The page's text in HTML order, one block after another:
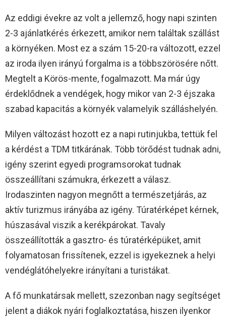
Az eddigi évekre az volt a jellemző, hogy napi szinten
2-3 ajánlatkérés érkezett, amikor nem találtak szállást
a környéken. Most ez a szám 15-20-ra változott, ezzel
az iroda ilyen irányú forgalma is a többszörösére nőtt.
Megtelt a Körös-mente, fogalmazott. Ma már úgy
érdeklődnek a vendégek, hogy mikor van 2-3 éjszaka
szabad kapacitás a környék valamelyik szálláshelyén.
Milyen változást hozott ez a napi rutinjukba, tettük fel
a kérdést a TDM titkárának. Több törődést tudnak adni,
igény szerint egyedi programsorokat tudnak
összeállítani számukra, érkezett a válasz.
Irodaszinten nagyon megnőtt a természetjárás, az
aktív turizmus irányába az igény. Túratérképet kérnek,
húszasával viszik a kerékpárokat. Tavaly
összeállították a gasztro- és túratérképüket, amit
folyamatosan frissítenek, ezzel is igyekeznek a helyi
vendéglátóhelyekre irányítani a turistákat.
A fő munkatársak mellett, szezonban nagy segítséget
jelent a diákok nyári foglalkoztatása, hiszen ilyenkor